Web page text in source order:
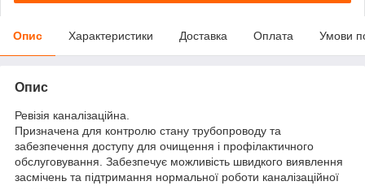
Опис Характеристики Доставка Оплата Умови
Опис
Ревізія каналізаційна.
Призначена для контролю стану трубопроводу та
забезпечення доступу для очищення і профілактичного
обслуговування. Забезпечує можливість швидкого виявлення
засмічень та підтримання нормальної роботи каналізаційної